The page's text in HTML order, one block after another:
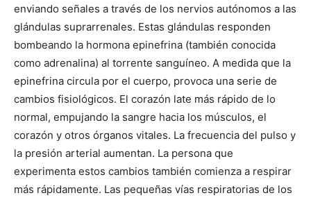
enviando señales a través de los nervios autónomos a las
glándulas suprarrenales. Estas glándulas responden
bombeando la hormona epinefrina (también conocida
como adrenalina) al torrente sanguíneo. A medida que la
epinefrina circula por el cuerpo, provoca una serie de
cambios fisiológicos. El corazón late más rápido de lo
normal, empujando la sangre hacia los músculos, el
corazón y otros órganos vitales. La frecuencia del pulso y
la presión arterial aumentan. La persona que
experimenta estos cambios también comienza a respirar
más rápidamente. Las pequeñas vías respiratorias de los